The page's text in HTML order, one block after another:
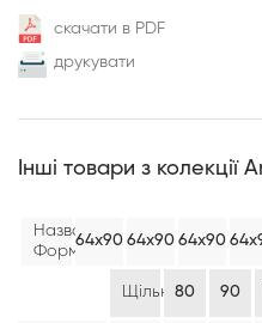
скачати в PDF
друкувати
Інші товари з колекції
Назва/
Формат:
64х90 64х90 64х90
Щільність:
80 90